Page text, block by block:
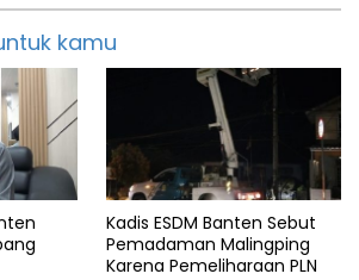
kamu
Kadis ESDM Banten Sebut
Pemadaman Malingping
Karena Pemeliharaan PLN